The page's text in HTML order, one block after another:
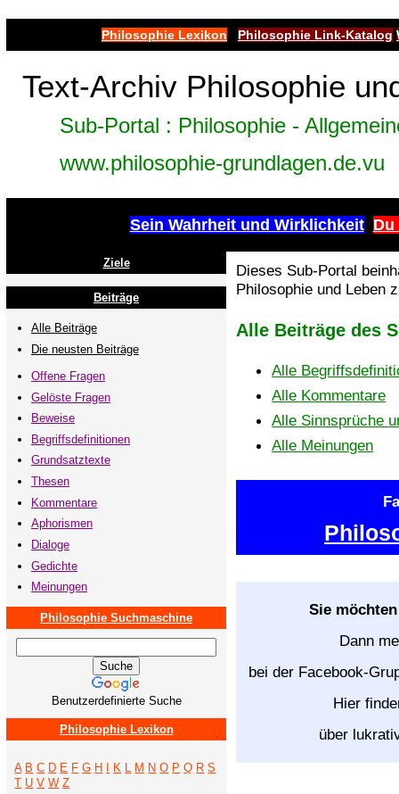
Philosophie Lexikon Philosophie Link-Katalog
Text-Archiv Philosophie
Sub-Portal : Philosophie -
www.philosophie-grundlagen.de.vu
Sein Wahrheit und Wirklichkeit Du
Ziele
Beiträge
Alle Beiträge
Die neusten Beiträge
Offene Fragen
Gelöste Fragen
Beweise
Begriffsdefinitionen
Grundsatztexte
Thesen
Kommentare
Aphorismen
Dialoge
Gedichte
Meinungen
Philosophie Suchmaschine
Benutzerdefinierte Suche
Philosophie Lexikon
A B C D E F G H K L M N O P Q R S
T U V W Z
Dieses Sub-Portal
Philosophie und Leben
Alle Beiträge des
Alle
Alle Kommentare
Alle Sinnsprüche
Alle Meinungen
Sie
Dann
bei der Facebook-
Hier
über